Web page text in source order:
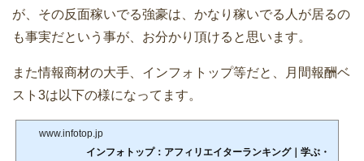
が、その反面稼いでる強豪は、かなり稼いでる人が居るの
も事実だという事が、お分かり頂けると思います。
また情報商材の大手、インフォトップ等だと、月間報酬ベ
スト3は以下の様になってます。
www.infotop.jp
インフォトップ：アフィリエイターランキング｜学ぶ・